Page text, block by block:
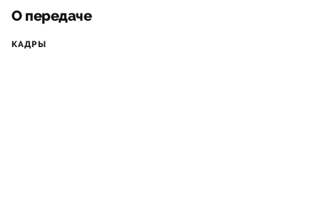
О передаче
КАДРЫ